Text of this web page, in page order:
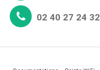
02 40 27 24 32